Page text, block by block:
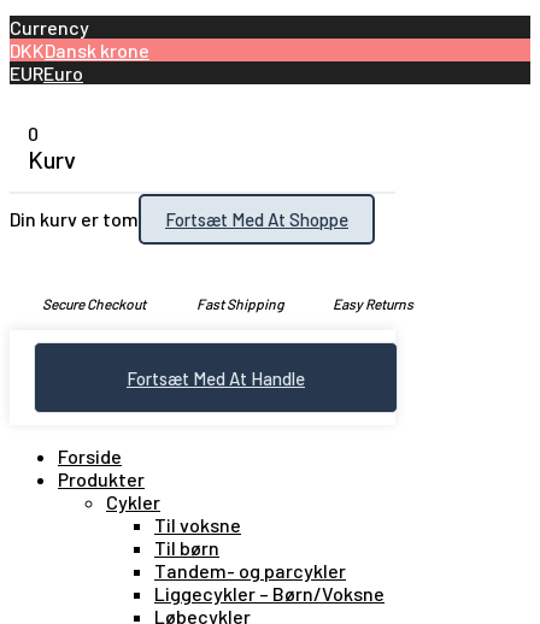
Currency
DKKDansk krone
EUREuro
0
Kurv
Din kurv er tom Fortsæt Med At Shoppe
Secure Checkout Fast Shipping Easy Returns
Fortsæt Med At Handle
Forside
Produkter
Cykler
Til voksne
Til børn
Tandem- og parcykler
Liggecykler – Børn/Voksne
Løbecykler